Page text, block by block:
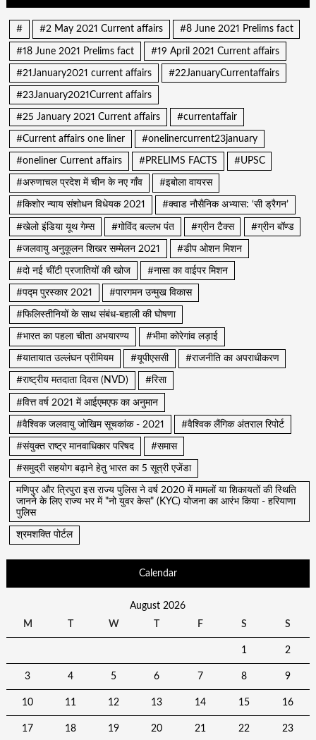
# #2 May 2021 Current affairs #8 June 2021 Prelims fact
#18 June 2021 Prelims fact #19 April 2021 Current affairs
#21January2021 current affairs #22JanuaryCurrentaffairs
#23January2021Current affairs
#25 January 2021 Current affairs #currentaffair
#Current affairs one liner #onelinercurrent23january
#oneliner Current affairs #PRELIMS FACTS #UPSC
#अरुणाचल प्रदेश में चीन के नए गाँव #इबोला वायरस
#किशोर न्याय संशोधन विधेयक 2021 #क्वाड नौसैनिक अभ्यास: ‘सी ड्रैगन’
#खेलो इंडिया यूथ गेम्स #गोविंद बल्लभ पंत #ग्रीन टैक्स #ग्रीन बॉण्ड
#जलवायु अनुकूलन शिखर सम्मेलन 2021 #डीप ओशन मिशन
#दो नई चींटी प्रजातियों की खोज #नासा का वाईपर मिशन
#पद्म पुरस्कार 2021 #पारगमन उन्मुख विकास
#फिलिस्तीनियों के साथ संबंध-बहाली की घोषणा
#भारत का पहला चीता अभयारण्य #भीमा कोरेगांव लड़ाई
#यातायात उल्लंघन प्रीमियम #यूपीएससी #राजनीति का अपराधीकरण
#राष्ट्रीय मतदाता दिवस (NVD) #रिसा
#वित्त वर्ष 2021 में आईएमएफ का अनुमान
#वैश्विक जलवायु जोखिम सूचकांक - 2021 #वैश्विक लैंगिक अंतराल रिपोर्ट
#संयुक्त राष्ट्र मानवाधिकार परिषद #समास
#समुद्री सहयोग बढ़ाने हेतु भारत का 5 सूत्री एजेंडा
मणिपुर और त्रिपुरा इस राज्य पुलिस ने वर्ष 2020 में मामलों या शिकायतों की स्थिति
जानने के लिए राज्य भर में "नो युवर केस" (KYC) योजना का आरंभ किया - हरियाणा
पुलिस
श्रमशक्ति पोर्टल
Calendar
August 2026
M
T W T F S S
1 2
3 4 5 6 7 8 9
10 11 12 13 14 15 16
17 18 19 20 21 22 23